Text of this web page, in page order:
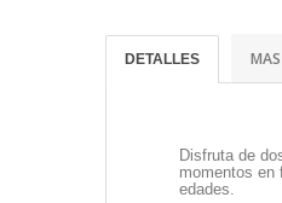
DETALLES
Disfruta de
momentos en
edades.